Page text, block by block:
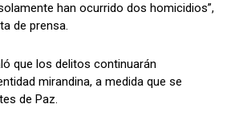
han ocurrido dos homicidios”,
de prensa.
que los delitos continuarán
mirandina, a medida que se
de Paz.